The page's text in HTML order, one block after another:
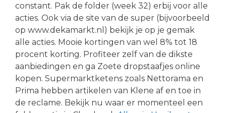
constant. Pak de folder (week 32) erbij voor alle
acties. Ook via de site van de super (bijvoorbeeld
op www.dekamarkt.nl) bekijk je op je gemak
alle acties. Mooie kortingen van wel 8% tot 18
procent korting. Profiteer zelf van de dikste
aanbiedingen en ga Zoete dropstaafjes online
kopen. Supermarktketens zoals Nettorama en
Prima hebben artikelen van Klene af en toe in
de reclame. Bekijk nu waar er momenteel een